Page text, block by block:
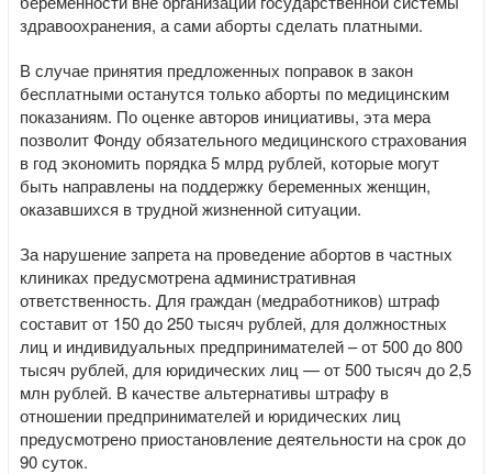
здравоохранения, а сами аборты сделать платными.
В случае принятия предложенных поправок в закон
бесплатными останутся только аборты по медицинским
показаниям. По оценке авторов инициативы, эта мера
позволит Фонду обязательного медицинского страхования
в год экономить порядка 5 млрд рублей, которые могут
быть направлены на поддержку беременных женщин,
оказавшихся в трудной жизненной ситуации.
За нарушение запрета на проведение абортов в частных
клиниках предусмотрена административная
ответственность. Для граждан (медработников) штраф
составит от 150 до 250 тысяч рублей, для должностных
лиц и индивидуальных предпринимателей – от 500 до 800
тысяч рублей, для юридических лиц — от 500 тысяч до 2,5
млн рублей. В качестве альтернативы штрафу в
отношении предпринимателей и юридических лиц
предусмотрено приостановление деятельности на срок до
90 суток.